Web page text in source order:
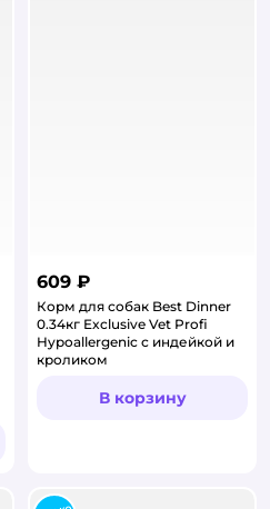
609 ₽
Корм для собак Best Dinner
0.34кг Exclusive Vet Profi
Hypoallergenic с индейкой и
кроликом
В корзину